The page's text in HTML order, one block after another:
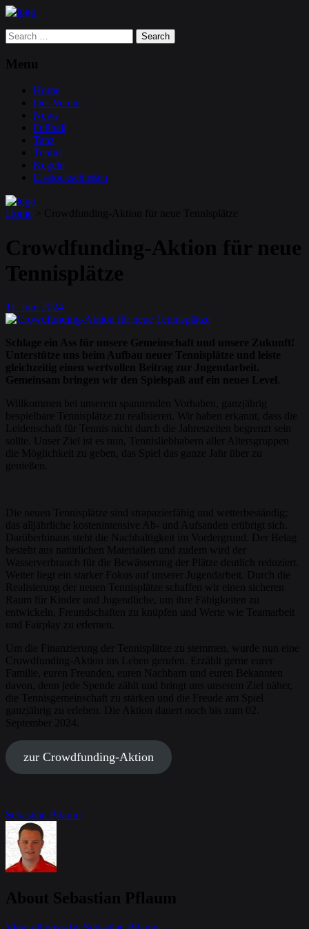
Search
for:
Menu
Home
Der Verein
News
Fußball
Tanz
Tennis
Kegeln
Eisstockschießen
Home Crowdfunding-Aktion für neue Tennisplätze
Crowdfunding-Aktion für neue
Tennisplätze
11 . Juni 2024
Schlage ein Ass für unsere Gemeinschaft und unsere Zukunft!
Unterstütze uns beim Aufbau neuer Tennisplätze und leiste
gleichzeitig einen wertvollen Beitrag zur Jugendarbeit.
Gemeinsam bringen wir den Spielspaß auf ein neues Level
Willkommen bei unserem spannenden Vorhaben, ganzjährig
bespielbare Tennisplätze zu realisieren. Wir haben erkannt, dass die
Leidenschaft für Tennis nicht durch die Jahreszeiten begrenzt sein
sollte. Unser Ziel ist es nun, Tennisliebhabern aller Altersgruppen
die Möglichkeit zu geben, das Spiel das ganze Jahr über zu
genießen.
Die neuen Tennisplätze sind strapazierfähig und wetterbeständig;
das alljährliche kostenintensive Ab- und Aufsanden erübrigt sich.
Darüberhinaus steht die Nachhaltigkeit im Vordergrund. Der Belag
besteht aus natürlichen Materialien und zudem wird der
Wasserverbrauch für die Bewässerung der Plätze deutlich reduziert.
Weiter liegt ein starker Fokus auf unserer Jugendarbeit. Durch die
Realisierung der neuen Tennisplätze schaffen wir einen sicheren
Raum für Kinder und Jugendliche, um ihre Fähigkeiten zu
entwickeln, Freundschaften zu knüpfen und Werte wie Teamarbeit
und Fairplay zu erlernen.
Um die Finanzierung der Tennisplätze zu stemmen, wurde nun eine
Crowdfunding-Aktion ins Leben gerufen. Erzählt gerne eurer
Familie, euren Freunden, euren Nachbarn und euren Bekannten
davon, denn jede Spende zählt und bringt uns unserem Ziel näher,
die Tennisgemeinschaft zu stärken und die Freude am Spiel
ganzjährig zu erleben. Die Aktion dauert noch bis zum 02.
September 2024.
zur Crowdfunding-Aktion
Sebastian Pflaum
About Sebastian Pflaum